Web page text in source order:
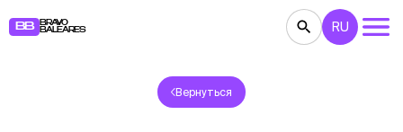
BB
BRAVO
BALEARES
КОНЦЕРТЫ ТЕАТР
RU
Вернуться